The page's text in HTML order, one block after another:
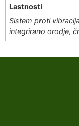
Lastnosti
Sistem proti
integrirano orodje,